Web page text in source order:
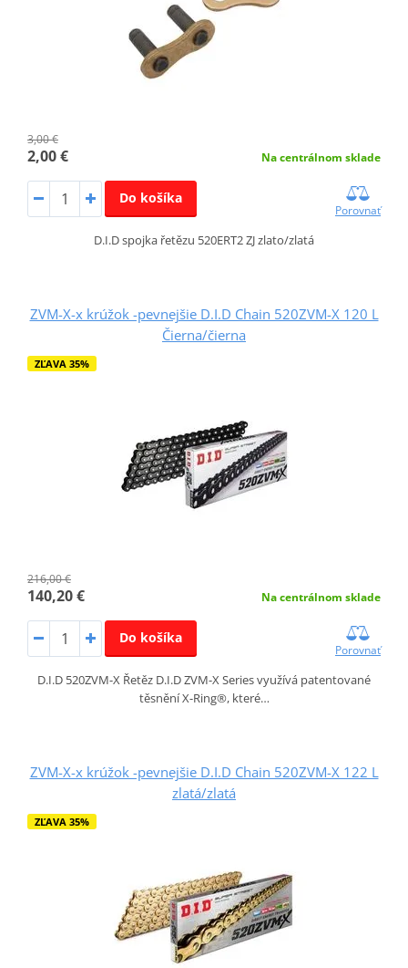
3,00 €
2,00 € Na centrálnom sklade
Do košíka
Porovnať
D.I.D spojka řetězu 520ERT2 ZJ zlato/zlatá
ZVM-X-x krúžok -pevnejšie D.I.D Chain 520ZVM-X 120 L
Čierna/čierna
ZĽAVA 35%
216,00 €
140,20 € Na centrálnom sklade
Do košíka
Porovnať
D.I.D 520ZVM-X Řetěz D.I.D ZVM-X Series využívá patentované
těsnění X-Ring®, které…
ZVM-X-x krúžok -pevnejšie D.I.D Chain 520ZVM-X 122 L
zlatá/zlatá
ZĽAVA 35%